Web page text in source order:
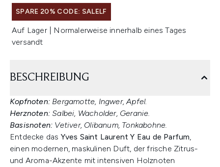
SPARE 20% CODE: SALELF
Auf Lager | Normalerweise innerhalb eines Tages
versandt
BESCHREIBUNG
Kopfnoten: Bergamotte, Ingwer, Apfel.
Herznoten: Salbei, Wacholder, Geranie.
Basisnoten: Vetiver, Olibanum, Tonkabohne.
Entdecke das Yves Saint Laurent Y Eau de Parfum,
einen modernen, maskulinen Duft, der frische Zitrus-
und Aroma-Akzente mit intensiven Holznoten